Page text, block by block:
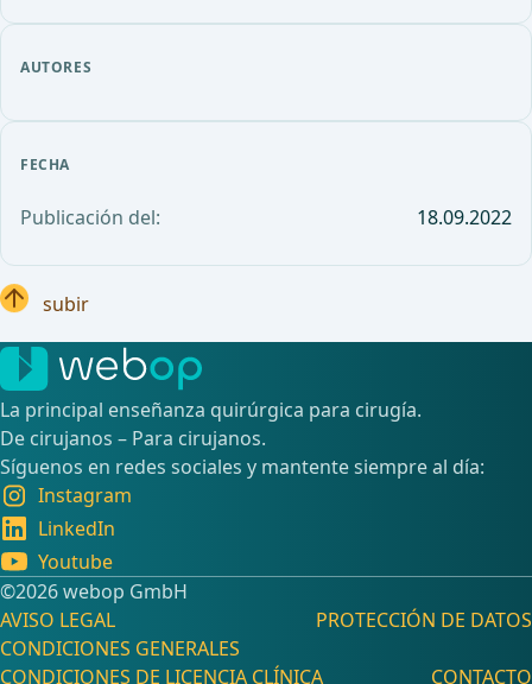
AUTORES
FECHA
Publicación del: 18.09.2022
subir
La principal enseñanza quirúrgica para cirugía.
De cirujanos – Para cirujanos.
Síguenos en redes sociales y mantente siempre al día:
Instagram
LinkedIn
Youtube
©️2026 webop GmbH
AVISO LEGAL
PROTECCIÓN DE DATOS
CONDICIONES GENERALES
CONDICIONES DE LICENCIA CLÍNICA
CONTACTO